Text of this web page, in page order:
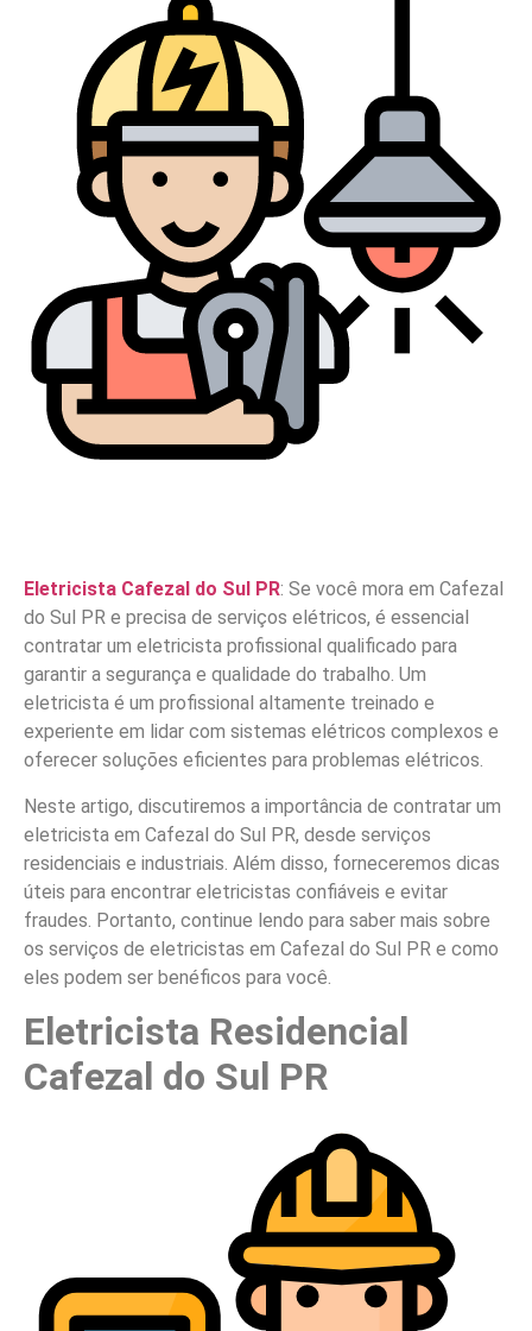
Eletricista Cafezal do Sul PR: Se você mora em Cafezal
do Sul PR e precisa de serviços elétricos, é essencial
contratar um eletricista profissional qualificado para
garantir a segurança e qualidade do trabalho. Um
eletricista é um profissional altamente treinado e
experiente em lidar com sistemas elétricos complexos e
oferecer soluções eficientes para problemas elétricos.
Neste artigo, discutiremos a importância de contratar um
eletricista em Cafezal do Sul PR, desde serviços
residenciais e industriais. Além disso, forneceremos dicas
úteis para encontrar eletricistas confiáveis e evitar
fraudes. Portanto, continue lendo para saber mais sobre
os serviços de eletricistas em Cafezal do Sul PR e como
eles podem ser benéficos para você.
Eletricista Residencial
Cafezal do Sul PR